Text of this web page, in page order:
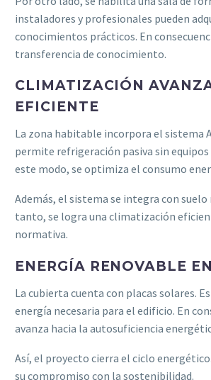
instaladores y profesionales pueden
conocimientos prácticos. En
transferencia de conocimiento.
CLIMATIZACIÓN
EFICIENTE
La zona habitable incorpora el sistema
permite refrigeración pasiva sin
este modo, se optimiza el consumo
Además, el sistema se integra con
tanto, se logra una climatización
normativa.
ENERGÍA RENOVABLE
La cubierta cuenta con placas solares.
energía necesaria para el edificio. En
avanza hacia la autosuficiencia
Así, el proyecto cierra el ciclo
su compromiso con la sostenibilidad.